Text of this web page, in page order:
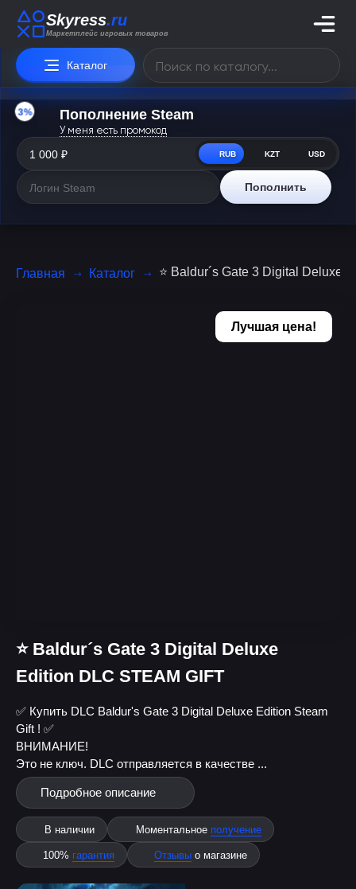
Skyress.ru
Маркетплейс игровых товаров
Каталог
3% Пополнение Steam
У меня есть промокод
RUB KZT USD
Пополнить
Главная Каталог ⭐ Baldur´s Gate 3 Digital Deluxe
Лучшая цена!
⭐ Baldur´s Gate 3 Digital Deluxe
Edition DLC STEAM GIFT
✅ Купить DLC Baldur's Gate 3 Digital Deluxe Edition Steam
Gift ! ✅
ВНИМАНИЕ!
Это не ключ. DLC отправляется в качестве ...
Подробное описание
В наличии Моментальное получение
100% гарантия Отзывы о магазине